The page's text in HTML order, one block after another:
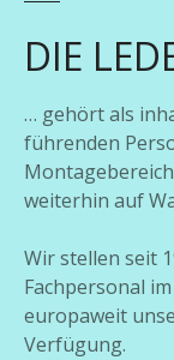
DIE
… gehört als
führenden
weiterhin auf
Wir stellen seit
Fachpersonal
europaweit
Verfügung.